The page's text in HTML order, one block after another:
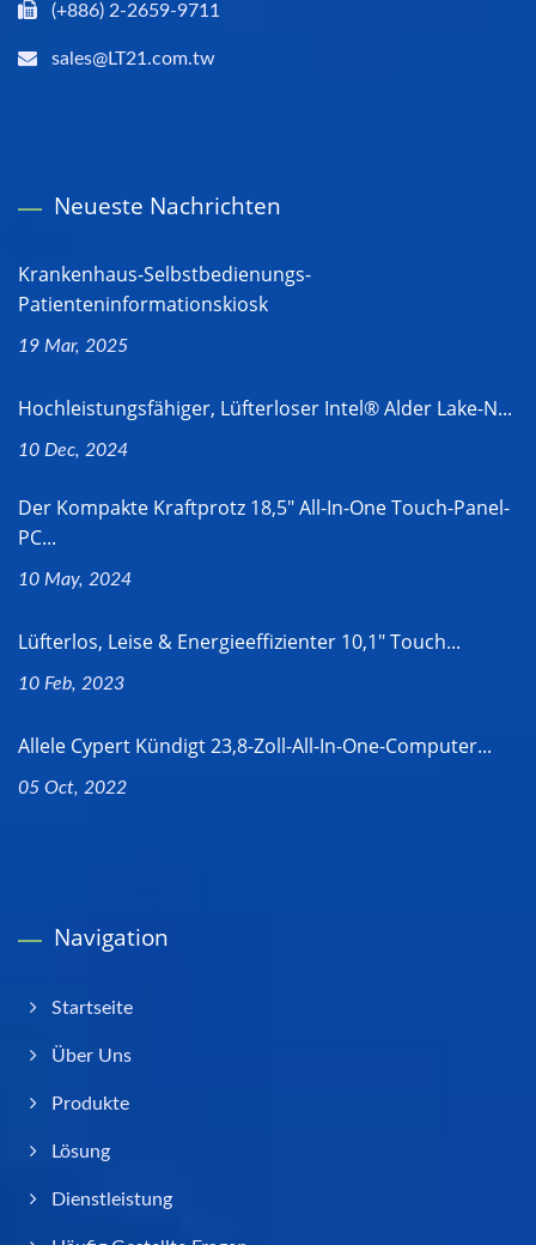
(+886) 2-2659-9711
sales@LT21.com.tw
Neueste Nachrichten
Krankenhaus-Selbstbedienungs-
Patienteninformationskiosk
19 Mar, 2025
Hochleistungsfähiger, Lüfterloser Intel® Alder Lake-N...
10 Dec, 2024
Der Kompakte Kraftprotz 18,5" All-In-One Touch-Panel-
PC...
10 May, 2024
Lüfterlos, Leise & Energieeffizienter 10,1" Touch...
10 Feb, 2023
Allele Cypert Kündigt 23,8-Zoll-All-In-One-Computer...
05 Oct, 2022
Navigation
Startseite
Über Uns
Produkte
Lösung
Dienstleistung